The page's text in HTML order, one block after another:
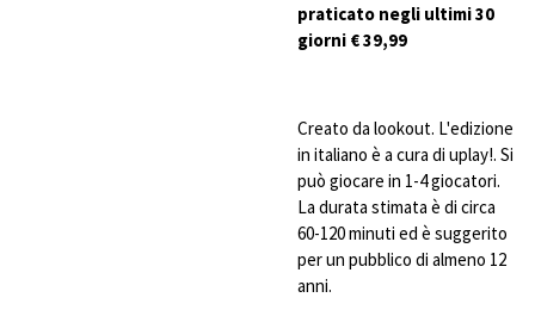
praticato negli ultimi 30
giorni € 39,99
Creato da lookout. L'edizione
in italiano è a cura di uplay!. Si
può giocare in 1-4 giocatori.
La durata stimata è di circa
60-120 minuti ed è suggerito
per un pubblico di almeno 12
anni.